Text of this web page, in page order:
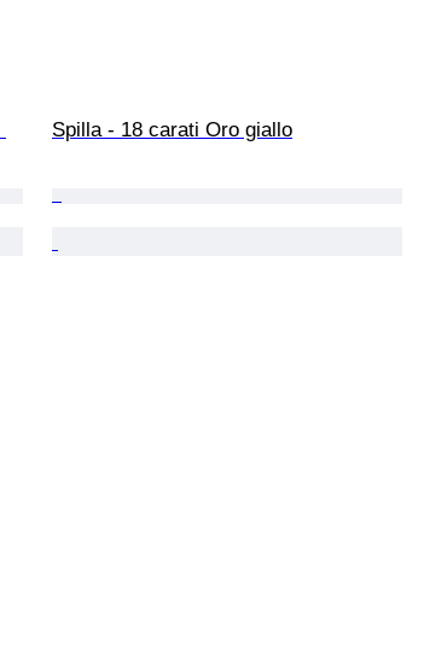
Spilla - 18 carati Oro giallo